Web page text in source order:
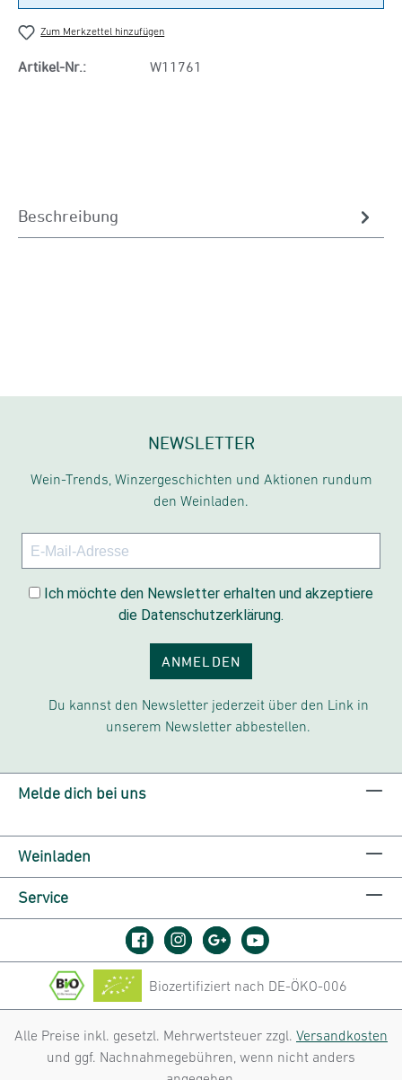
Zum Merkzettel hinzufügen
Artikel-Nr.: W11761
Beschreibung
NEWSLETTER
Wein-Trends, Winzergeschichten und Aktionen rundum
den Weinladen.
Ich möchte den Newsletter erhalten und akzeptiere
die Datenschutzerklärung.
ANMELDEN
Du kannst den Newsletter jederzeit über den Link in
unserem Newsletter abbestellen.
Melde dich bei uns
Weinladen
Service
Biozertifiziert nach DE-ÖKO-006
Alle Preise inkl. gesetzl. Mehrwertsteuer zzgl. Versandkosten
und ggf. Nachnahmegebühren, wenn nicht anders